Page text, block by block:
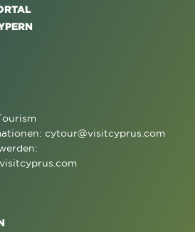
cytour@visitcyprus.com